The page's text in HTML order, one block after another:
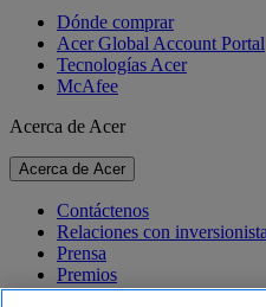
Dónde comprar
Acer Global Account Portal
Tecnologías Acer
McAfee
Acerca de Acer
Acerca de Acer
Contáctenos
Relaciones con
Prensa
Premios
Eventos